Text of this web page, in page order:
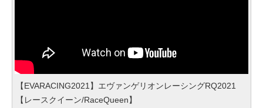
【EVARACING2021】エヴァンゲリオンレーシングRQ2021
【レースクイーン/RaceQueen】